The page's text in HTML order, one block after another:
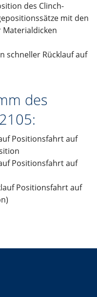
des Clinch-
mit den
Materialdicken
schneller Rücklauf auf
des
Positionsfahrt auf
Positionsfahrt auf
Positionsfahrt auf